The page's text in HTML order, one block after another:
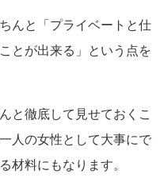
んと「プライベートと仕
とが出来る」という点を
と徹底して見せておくこ
人の女性として大事にで
材料にもなります。